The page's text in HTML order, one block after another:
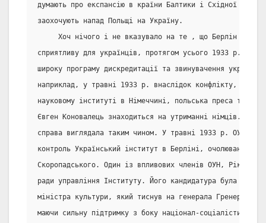
думають про експансію в країни Балтики і Східної
заохочують напад Польщі на Україну.
Хоч нічого і не вказувало на те , що Берлін
сприятливу для українців, протягом усього 1933 р.
широку програму дискредитації та звинувачення
наприклад, у травні 1933 р. внаслідок конфлікту, що
науковому інституті в Німеччині, польська преса
Євген Коновалець знаходиться на утриманні німців.
справа виглядала таким чином. У травні 1933 р. ОУН
контроль Український інститут в Берліні, очолюваний
Скоропадського. Один із впливових членів ОУН, Ріко
ради управління Інституту. Його кандидатура була
міністра культури, який тиснув на генерала Гренера.
маючи сильну підтримку з боку націонал-соціалістичної